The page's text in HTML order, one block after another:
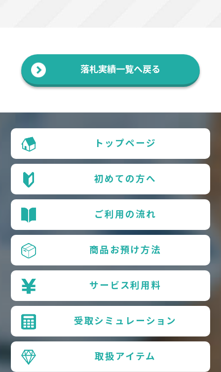
落札実績一覧へ戻る
トップページ
初めての方へ
ご利用の流れ
商品お預け方法
サービス利用料
受取シミュレーション
取扱アイテム